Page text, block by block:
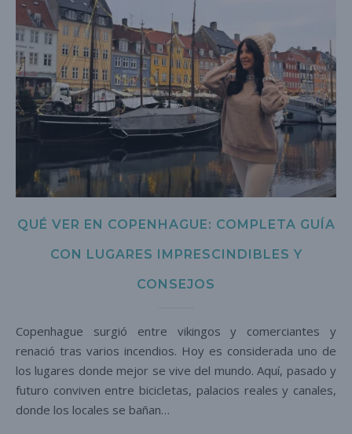
QUÉ VER EN COPENHAGUE: COMPLETA GUÍA
CON LUGARES IMPRESCINDIBLES Y
CONSEJOS
Copenhague surgió entre vikingos y comerciantes y
renació tras varios incendios. Hoy es considerada uno de
los lugares donde mejor se vive del mundo. Aquí, pasado y
futuro conviven entre bicicletas, palacios reales y canales,
donde los locales se bañan…